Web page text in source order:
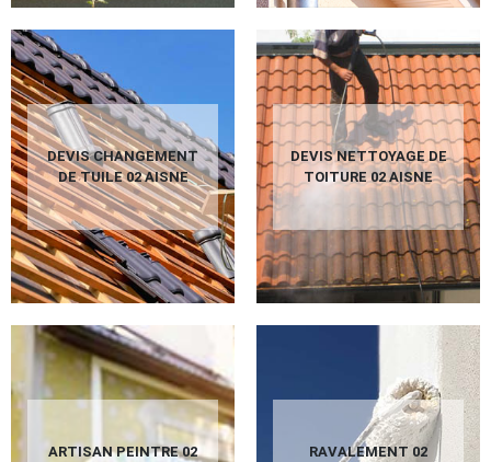
DEVIS CHANGEMENT
DE TUILE 02 AISNE
DEVIS NETTOYAGE DE
TOITURE 02 AISNE
ARTISAN PEINTRE 02
RAVALEMENT 02